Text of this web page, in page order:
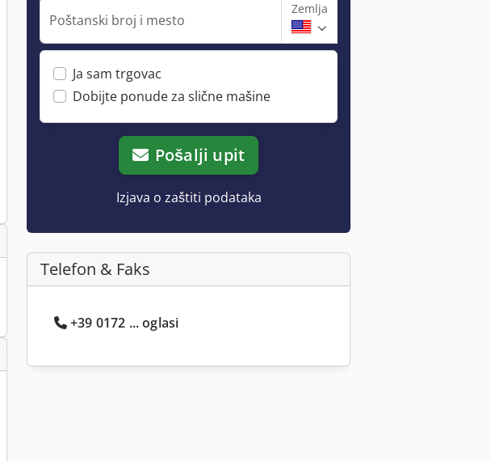
Poštanski broj i mesto
Zemlja
Ja sam trgovac
Dobijte ponude za slične mašine
Pošalji upit
Izjava o zaštiti podataka
Telefon & Faks
+39 0172 ... oglasi